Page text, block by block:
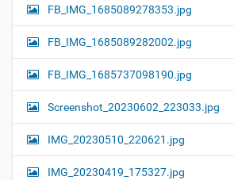
FB_IMG_1685089278353.jpg
FB_IMG_1685089282002.jpg
FB_IMG_1685737098190.jpg
Screenshot_20230602_223033.jpg
IMG_20230510_220621.jpg
IMG_20230419_175327.jpg